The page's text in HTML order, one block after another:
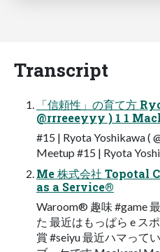
Transcript
「信頼性」の育て方
@rrreeeyyy ) 1 1
#15 | Ryota Yoshikawa (
Meetup #15 | Ryota
Me 株式会社 Topotal
as a Service®
Waroom® 趣味 #game
た 最近はもっぱら e ス
賞 #seiyu 最近ハマって